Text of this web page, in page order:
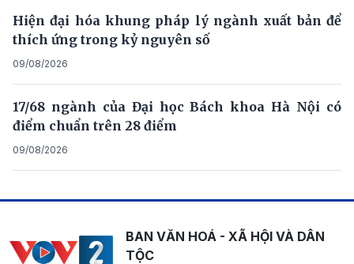
Hiện đại hóa khung pháp lý ngành xuất bản để
thích ứng trong kỷ nguyên số
09/08/2026
17/68 ngành của Đại học Bách khoa Hà Nội có
điểm chuẩn trên 28 điểm
09/08/2026
BAN VĂN HOÁ - XÃ HỘI VÀ DÂN
TỘC